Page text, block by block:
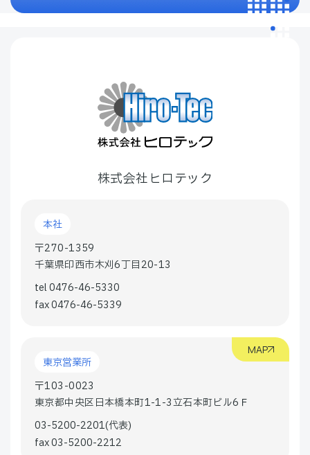
株式会社ヒロテック
本社
〒270-1359
千葉県印西市木刈6丁目20-13
tel 0476-46-5330
fax 0476-46-5339
MAP
東京営業所
〒103-0023
東京都中央区日本橋本町1-1-3立石本町ビル6Ｆ
03-5200-2201(代表)
fax 03-5200-2212